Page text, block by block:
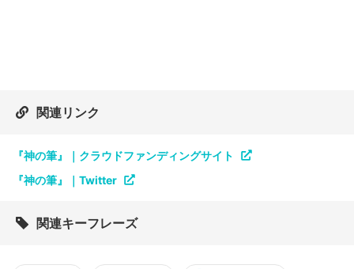
関連リンク
『神の筆』｜クラウドファンディングサイト
『神の筆』｜Twitter
関連キーフレーズ